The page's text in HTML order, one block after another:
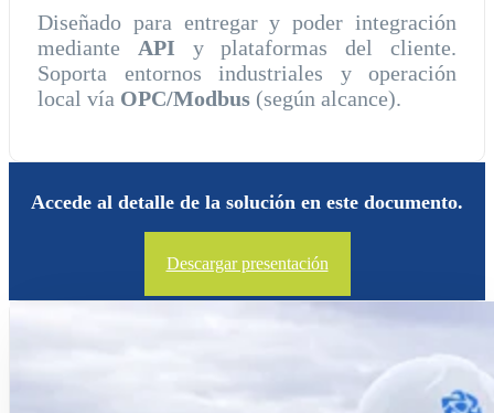
Diseñado para entregar y poder integración
mediante API y plataformas del cliente.
Soporta entornos industriales y operación
local vía OPC/Modbus (según alcance).
Accede al detalle de la solución en este documento.
Descargar presentación